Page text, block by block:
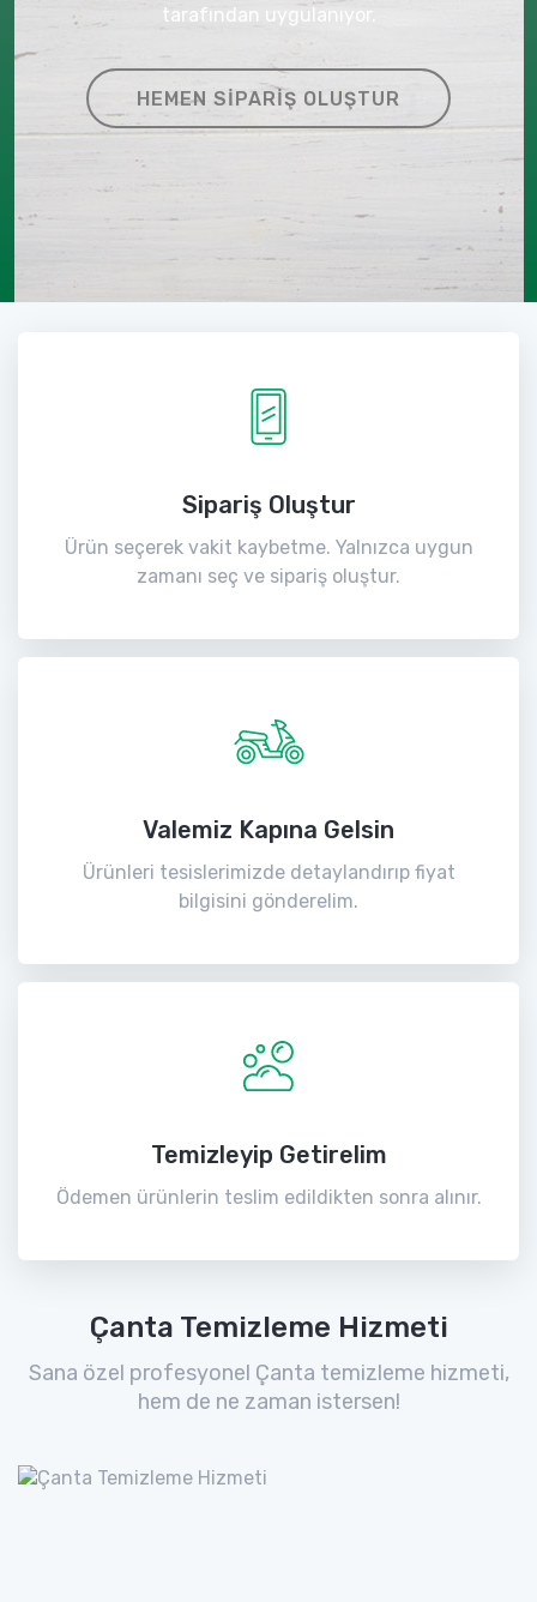
tarafından uygulanıyor.
HEMEN SIPARIŞ OLUŞTUR
Sipariş Oluştur
Ürün seçerek vakit kaybetme. Yalnızca uygun
zamanı seç ve sipariş oluştur.
Valemiz Kapına Gelsin
Ürünleri tesislerimizde detaylandırıp fiyat
bilgisini gönderelim.
Temizleyip Getirelim
Ödemen ürünlerin teslim edildikten sonra alınır.
Çanta Temizleme Hizmeti
Sana özel profesyonel Çanta temizleme hizmeti,
hem de ne zaman istersen!